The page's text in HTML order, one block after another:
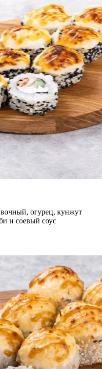
огурец, кунжут
и соевый соус